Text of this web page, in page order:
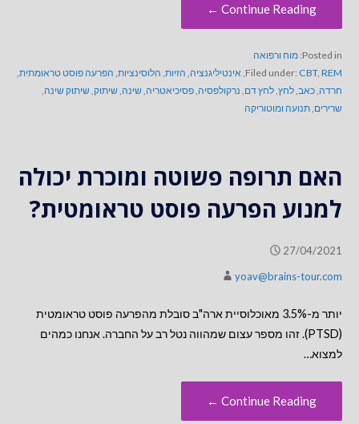
Continue Reading ←
Posted in: מוח ורפואה
Filed under: CBT,REM
, אינטיליגנציה, הזיות, הלוסינציות, הפרעה פוסט טראומתית,
חרדה,כאב,לחץ,לחץ דם, נרקולפסיה,פסיכיאטריה,שינה,שיתוק,שיתוק שינה,
שרירים,תנועה ומוטוריקה
האם תרופה פשוטה ומוכרת יכולה
למנוע הפרעה פוסט טראומטית?
27/04/2021
yoav@brains-tour.com
יותר מ-3.5% מאוכלוסיית ארה"ב סובלת מהפרעה פוסט טראומטית
(PTSD). זהו מספר עצום שמהווה נטל רב על החברה. אנחנו כמהים
למצוא…
Continue Reading ←